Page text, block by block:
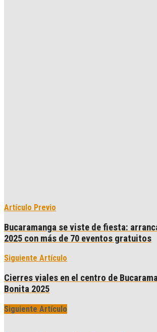
Artículo Previo
Bucaramanga se viste de fiesta:
2025 con más de 70 eventos gratuitos
Siguiente Artículo
Cierres viales en el centro de
Bonita 2025
Siguiente Artículo